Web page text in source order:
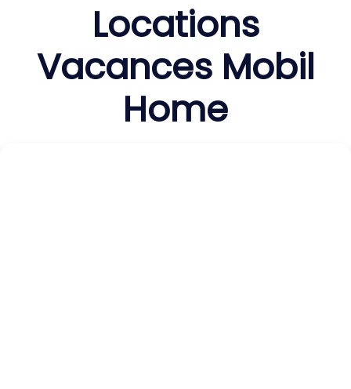
Locations
Vacances Mobil
Home